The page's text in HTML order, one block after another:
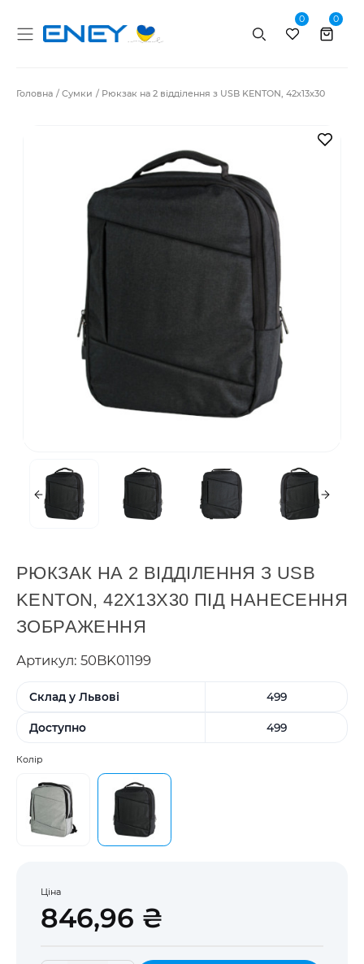
Пошук
0 0
Головна Сумки Рюкзак на 2 відділення з USB KENTON, 42х13х30
В
РЮКЗАК НА 2 ВІДДІЛЕННЯ З USB
KENTON, 42Х13Х30 ПІД НАНЕСЕННЯ
ЗОБРАЖЕННЯ
Артикул: 50BK01199
Склад у Львові 499
Доступно 499
Колір
Ціна
846,96 ₴